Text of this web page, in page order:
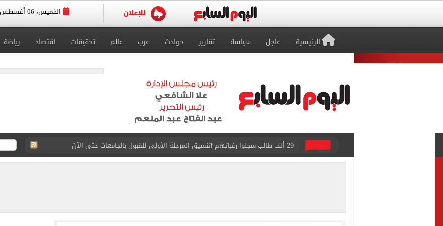
الخميس، 06 أغسطس 2026
الرئيسية عاجل سياسة تقارير حوادث عرب عالم تحقيقات اقتصاد رياضة
حفلات U Arena تنطلق مع الهضبة عمرو دياب ضمن «يلا ساحل 2026» بالعلمين الجديدة
الآلاف يودعون عروس الشرقية إلى مثواها الأخير بعد وفاتها ليلة زفافها.. صور
الرئيس السيسى يستقبل ملك البحرين بمطار العلمين الدولى.. صور